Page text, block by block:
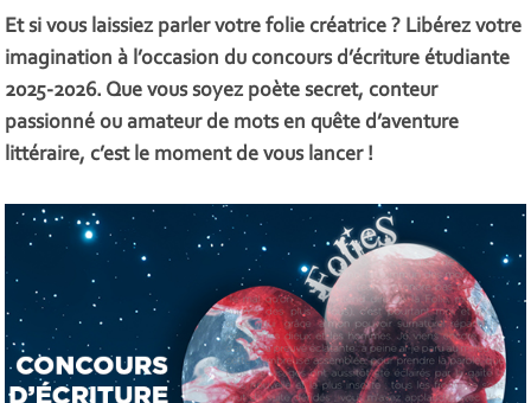
Et si vous laissiez parler votre folie créatrice ? Libérez votre
imagination à l’occasion du concours d’écriture étudiante
2025-2026. Que vous soyez poète secret, conteur
passionné ou amateur de mots en quête d’aventure
littéraire, c’est le moment de vous lancer !